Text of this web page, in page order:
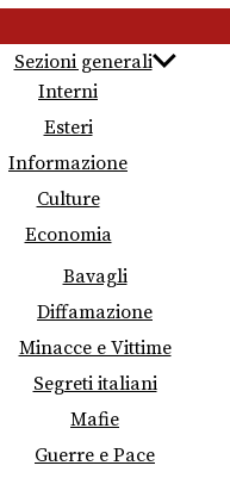
Sezioni generali
Interni
Esteri
Informazione
Culture
Economia
Bavagli
Diffamazione
Minacce e Vittime
Segreti italiani
Mafie
Guerre e Pace